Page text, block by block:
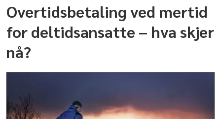
Overtidsbetaling ved mertid
for deltidsansatte – hva skjer
nå?